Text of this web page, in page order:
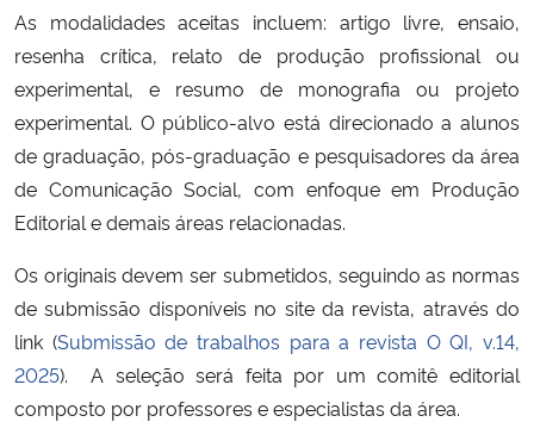
Ministério do Turismo
Ministério do Desenvolvimento Regional
Controladoria-Geral da União
Secretaria-Geral
Secretaria de Governo
As modalidades aceitas incluem: artigo livre, ensaio,
resenha crítica, relato de produção profissional ou
experimental, e resumo de monografia ou projeto
experimental. O público-alvo está direcionado a alunos
de graduação, pós-graduação e pesquisadores da área
de Comunicação Social, com enfoque em Produção
Editorial e demais áreas relacionadas.
Os originais devem ser submetidos, seguindo as normas
de submissão disponíveis no site da revista, através do
link (Submissão de trabalhos para a revista O QI, v.14,
2025). A seleção será feita por um comitê editorial
composto por professores e especialistas da área.